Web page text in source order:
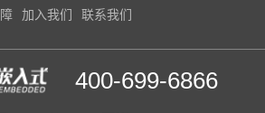
加入我们 联系我们
400-699-6866